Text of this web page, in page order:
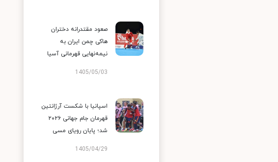
صعود مقتدرانه دختران
هاکی چمن ایران به
نیمه‌نهایی قهرمانی آسیا
1405/05/03
اسپانیا با شکست آرژانتین
قهرمان جام جهانی ۲۰۲۶
شد؛ پایان رویای مسی
1405/04/29